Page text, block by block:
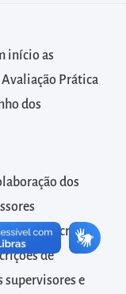
início as
Prática
dos
dos
as inscrições
de
supervisores e